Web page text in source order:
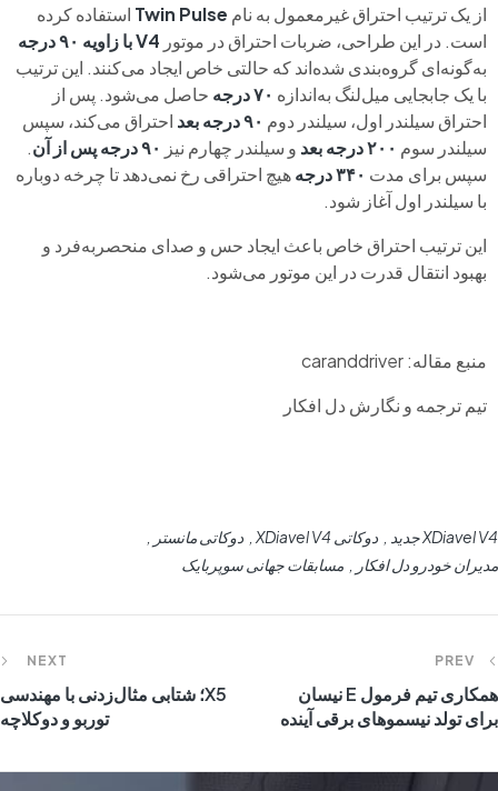
از یک ترتیب احتراق غیرمعمول به نام Twin Pulse استفاده کرده
است. در این طراحی، ضربات احتراق در موتور V4 با زاویه ۹۰ درجه
به‌گونه‌ای گروه‌بندی شده‌اند که حالتی خاص ایجاد می‌کنند. این ترتیب
با یک جابجایی میل‌لنگ به‌اندازه ۷۰ درجه
حاصل می‌شود. پس از
احتراق سیلندر اول، سیلندر دوم ۹۰ درجه بعد
احتراق می‌کند، سپس
سیلندر سوم ۲۰۰ درجه بعد و سیلندر چهارم نیز ۹۰ درجه پس از آن
.
سپس برای مدت ۳۴۰ درجه
هیچ احتراقی رخ نمی‌دهد تا چرخه دوباره
با سیلندر اول آغاز شود.
این ترتیب احتراق خاص باعث ایجاد حس و صدای منحصربه‌فرد و
بهبود انتقال قدرت در این موتور می‌شود.
منبع مقاله: caranddriver
تیم ترجمه و نگارش دل افکار
XDiavel V4 جدید دوکاتی XDiavel V4
دوکاتی مانستر
مدیران خودرو دل افکار
مسابقات جهانی سوپربایک
PREV
همکاری تیم فرمول E نیسان
برای تولد نیسموهای برقی آینده
NEXT
X5؛ شتابی مثال‌زدنی با مهندسی
توربو و دوکلاچه